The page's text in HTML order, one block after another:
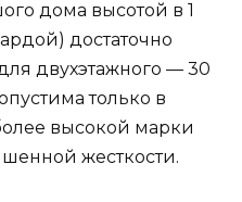
дома высотой в 1
достаточно
двухэтажного — 30
только в
высокой марки
жесткости.